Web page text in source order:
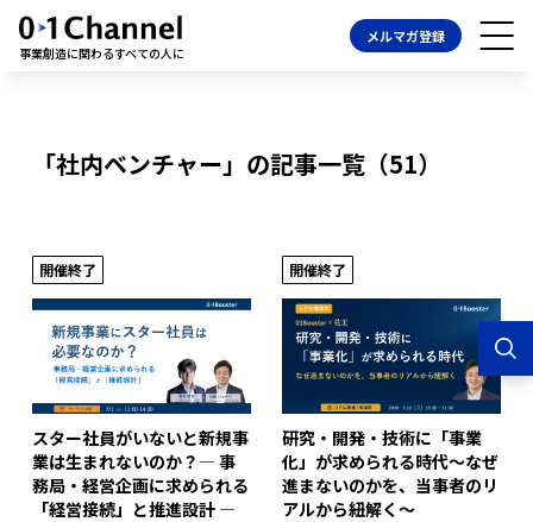
事業創造に関わるすべての人に
メルマガ登録
「社内ベンチャー」の記事一覧（51）
開催終了
スター社員がいないと新規事
業は生まれないのか？― 事
務局・経営企画に求められる
「経営接続」と推進設計 ―
開催終了
研究・開発・技術に「事業
化」が求められる時代～なぜ
進まないのかを、当事者のリ
アルから紐解く～